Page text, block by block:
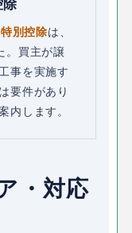
別控除は、
。買主が譲
事を実施す
要件があり
内します。
・対応